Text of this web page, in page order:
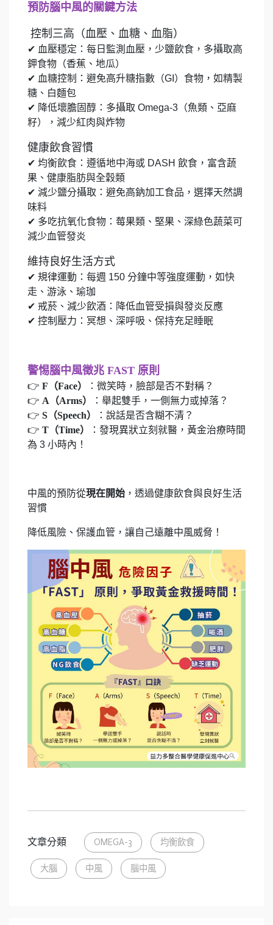
預防腦中風的關鍵方法
控制三高（血壓、血糖、血脂）
✔ 血壓穩定：每日監測血壓，少鹽飲食，多攝取高
鉀食物（香蕉、地瓜）
✔ 血糖控制：避免高升糖指數（GI）食物，如精製
糖、白麵包
✔ 降低壞膽固醇：多攝取 Omega-3（魚類、亞麻
籽），減少紅肉與炸物
健康飲食習慣
✔ 均衡飲食：遵循地中海或 DASH 飲食，富含蔬
果、健康脂肪與全穀類
✔ 減少鹽分攝取：避免高鈉加工食品，選擇天然調
味料
✔ 多吃抗氧化食物：莓果類、堅果、深綠色蔬菜可
減少血管發炎
維持良好生活方式
✔ 規律運動：每週 150 分鐘中等強度運動，如快
走、游泳、瑜珈
✔ 戒菸、減少飲酒：降低血管受損與發炎反應
✔ 控制壓力：冥想、深呼吸、保持充足睡眠
警惕腦中風徵兆 FAST 原則
👉 F （Face）
：微笑時，臉部是否不對稱？
👉 A （Arms）
：舉起雙手，一側無力或掉落？
👉 S （Speech）
：說話是否含糊不清？
👉 T （Time）
：發現異狀立刻就醫，黃金治療時間
為 3 小時內！
中風的預防從現在開始 ，透過健康飲食與良好生活
習慣
降低風險、保護血管，讓自己遠離中風威脅！
文章分類 OMEGA-3 均衡飲食
大腦 中風 腦中風